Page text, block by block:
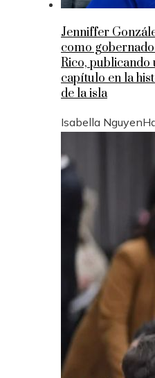
Jenniffer
como
Rico, publicando
capítulo en la
de la isla
Isabella Nguyen